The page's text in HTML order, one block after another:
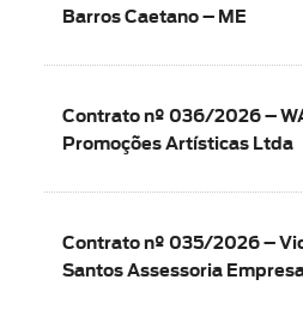
Barros Caetano – ME
Contrato nº 036/2026 –
Promoções Artísticas Ltda
Contrato nº 035/2026 –
Santos Assessoria